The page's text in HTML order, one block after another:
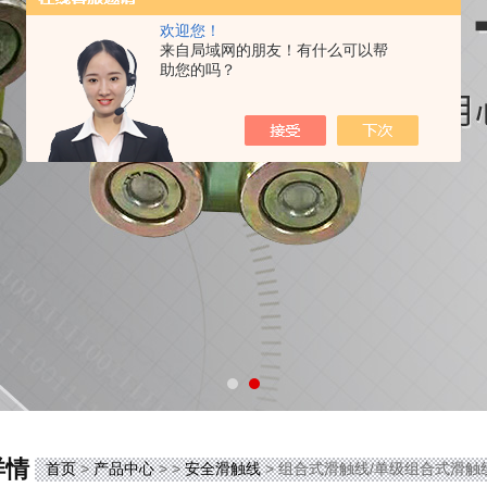
欢迎您！
来自局域网的朋友！有什么可以帮
助您的吗？
情 首页>产品中心> >安全滑触线> 组合式滑触线/单级组合式滑触